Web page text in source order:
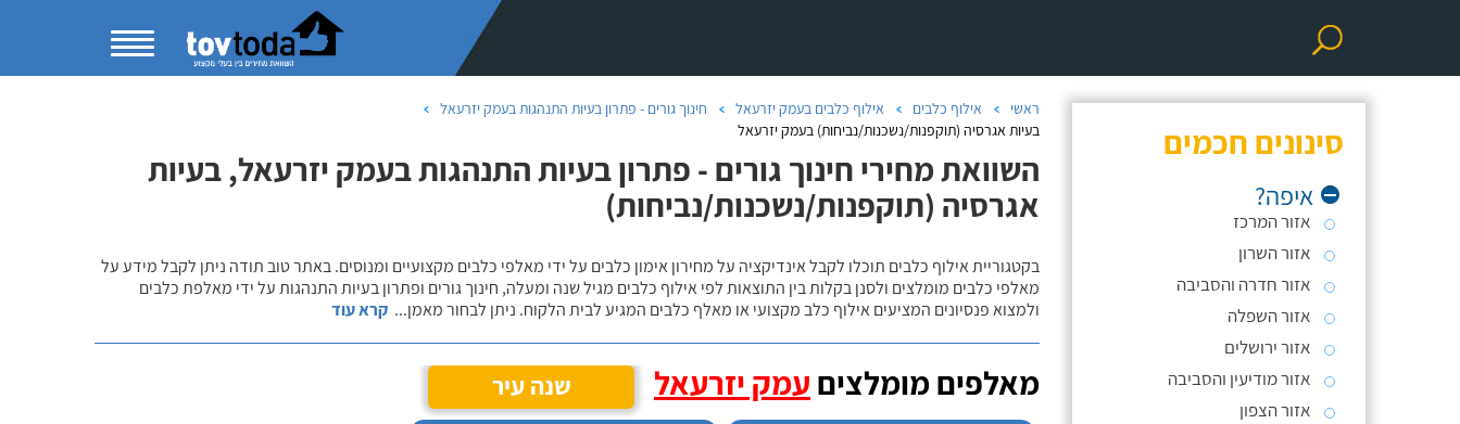
סינונים חכמים
איפה?
אזור המרכז
אזור השרון
אזור חדרה והסביבה
אזור השפלה
אזור ירושלים
אזור מודיעין והסביבה
אזור הצפון
ראשי אילוף כלבים אילוף כלבים בעמק יזרעאל
חינוך גורים - פתרון בעיות התנהגות בעמק יזרעאל
בעיות אגרסיה (תוקפנות/נשכנות/נביחות) בעמק יזרעאל
השוואת מחירי חינוך גורים - פתרון בעיות התנהגות בעמק יזרעאל, בעיות
אגרסיה (תוקפנות/נשכנות/נביחות)
בקטגוריית אילוף כלבים תוכלו לקבל אינדיקציה על מחירון אימון כלבים על ידי מאלפי כלבים מקצועיים ומנוסים. באתר טוב תודה ניתן לקבל מידע על
מאלפי כלבים מומלצים ולסנן בקלות בין התוצאות לפי אילוף כלבים מגיל שנה ומעלה, חינוך גורים ופתרון בעיות התנהגות על ידי מאלפת כלבים
ולמצוא פנסיונים המציעים אילוף כלב מקצועי או מאלף כלבים המגיע לבית הלקוח. ניתן לבחור מאמן... קרא עוד
מאלפים מומלצים עמק יזרעאל שנה עיר